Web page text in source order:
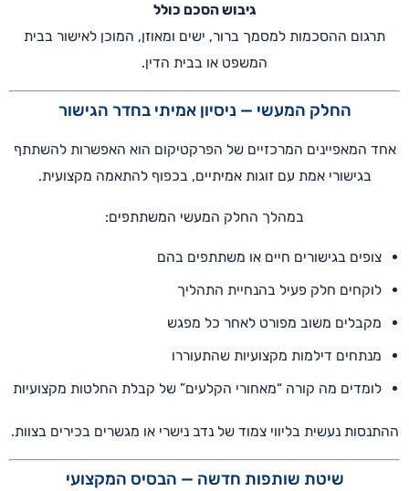
גיבוש הסכם כולל
תרגום ההסכמות למסמך ברור, ישים ומאוזן, המוכן לאישור בבית
המשפט או בבית הדין.
החלק המעשי — ניסיון אמיתי בחדר הגישור
אחד המאפיינים המרכזיים של הפרקטיקום הוא האפשרות להשתתף
בגישורי אמת עם זוגות אמיתיים, בכפוף להתאמה מקצועית.
במהלך החלק המעשי המשתתפים:
צופים בגישורים חיים או משתתפים בהם
לוקחים חלק פעיל בהנחיית התהליך
מקבלים משוב מפורט לאחר כל מפגש
מנתחים דילמות מקצועיות שהתעוררו
לומדים מה קורה “מאחורי הקלעים” של קבלת החלטות מקצועיות
ההתנסות נעשית בליווי צמוד של נדב נישרי או מגשרים בכירים בצוות.
שיטת שותפות חדשה — הבסיס המקצועי